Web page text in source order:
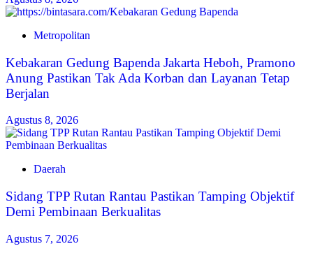
Metropolitan
Kebakaran Gedung Bapenda Jakarta Heboh, Pramono
Anung Pastikan Tak Ada Korban dan Layanan Tetap
Berjalan
Agustus 8, 2026
Daerah
Sidang TPP Rutan Rantau Pastikan Tamping Objektif
Demi Pembinaan Berkualitas
Agustus 7, 2026